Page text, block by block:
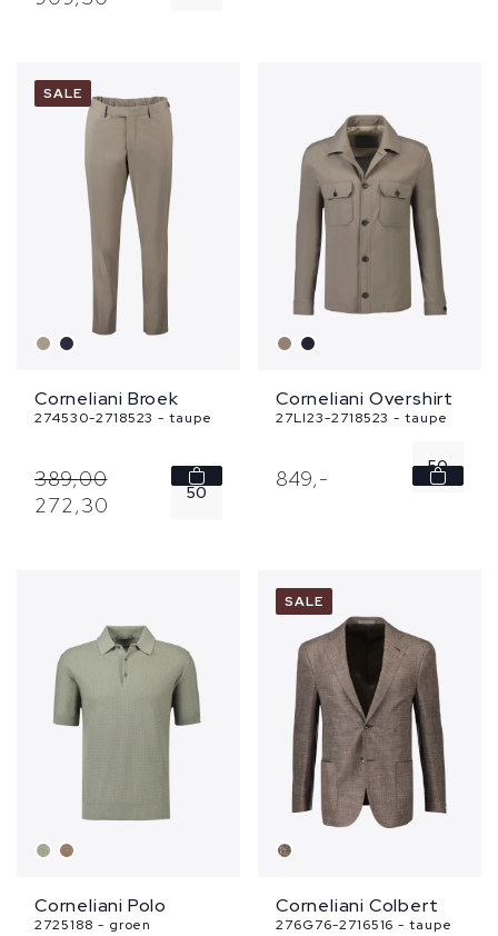
SALE
Corneliani Broek
274530-2718523 - taupe
389,00
272,30 50
Corneliani Overshirt
27LI23-2718523 - taupe
849,- 50
Corneliani Polo
2725188 - groen
SALE
Corneliani Colbert
276G76-2716516 - taupe